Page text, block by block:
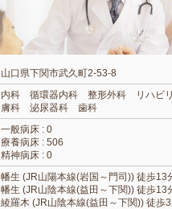
山口県下関市武久町2-53-8
内科 循環器内科 整形外科 リハビ
膚科 泌尿器科 歯科
一般病床 : 0
療養病床 : 506
精神病床 : 0
幡生 (JR山陽本線(岩国～門司)) 徒歩13
幡生 (JR山陰本線(益田～下関)) 徒歩13
綾羅木 (JR山陰本線(益田～下関)) 徒歩